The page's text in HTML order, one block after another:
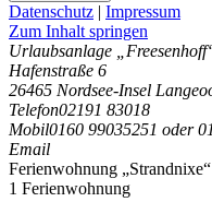
Datenschutz | Impressum
Zum Inhalt springen
Urlaubsanlage
Hafenstraße 6
26465 Nordsee-Insel
Telefon02191 83018
Mobil0160 99035251 oder
Email
Ferienwohnung „Strandnixe“
1 Ferienwohnung